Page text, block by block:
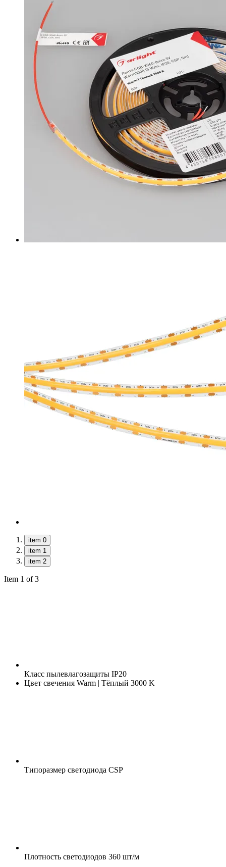
item 0
item 1
item 2
Item 1 of 3
Класс пылевлагозащиты IP20
Цвет свечения Warm | Тёплый 3000 K
Типоразмер светодиода CSP
Плотность светодиодов 360 шт/м